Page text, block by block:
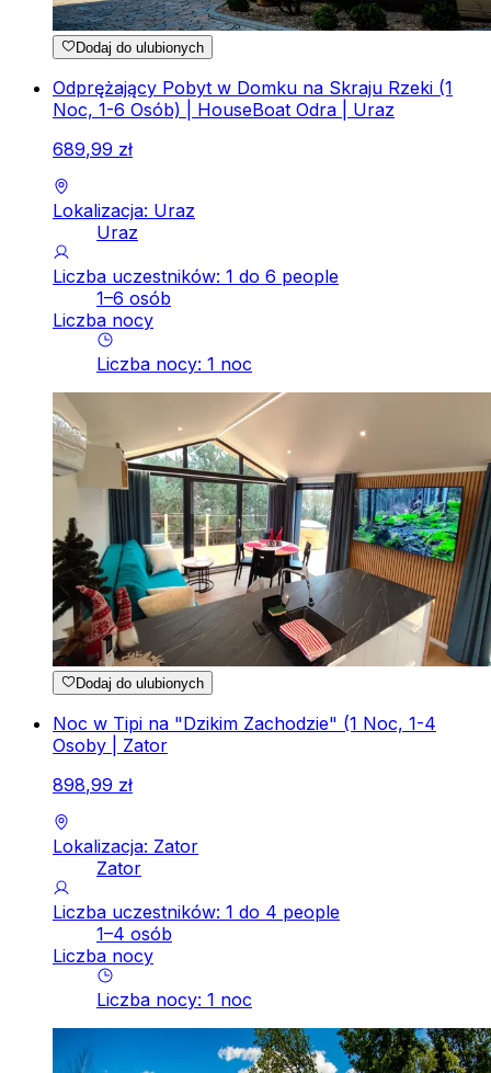
Dodaj do ulubionych
Odprężający Pobyt w Domku na Skraju Rzeki (1
Noc, 1-6 Osób) | HouseBoat Odra | Uraz
689,99 zł
Lokalizacja: Uraz
Uraz
Liczba uczestników: 1 do 6 people
1–6 osób
Liczba nocy
Liczba nocy: 1 noc
Dodaj do ulubionych
Noc w Tipi na "Dzikim Zachodzie" (1 Noc, 1-4
Osoby | Zator
898,99 zł
Lokalizacja: Zator
Zator
Liczba uczestników: 1 do 4 people
1–4 osób
Liczba nocy
Liczba nocy: 1 noc